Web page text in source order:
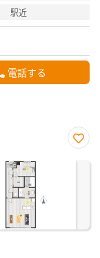
駅近
電話する
に入